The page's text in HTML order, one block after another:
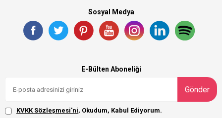
Sosyal Medya
E-Bülten Aboneliği
Gönder
KVKK Sözleşmesi'ni, Okudum, Kabul Ediyorum.